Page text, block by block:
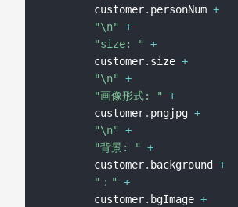
        customer
. personNum +
"\n"
+
"size: "
+
        customer
. size +
"\n"
+
"画像形式: "
+
        customer
. pngjpg +
"\n"
+
"背景: "
+
        customer
. background +
"："
+
        customer
. bgImage +